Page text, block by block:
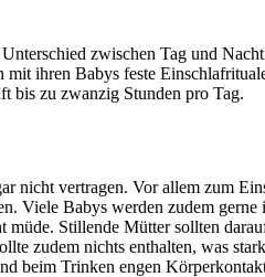
zwischen Tag und
ihren Babys feste
bis zu zwanzig Stunden pro Tag.
vertragen. Vor allem zum
Viele Babys werden zudem
Stillende Mütter sollten
zudem nichts enthalten, was
beim Trinken engen